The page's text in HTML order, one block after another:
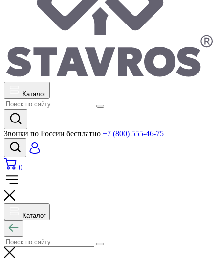
Каталог
Звонки по России бесплатно +7 (800) 555-46-75
0
Каталог